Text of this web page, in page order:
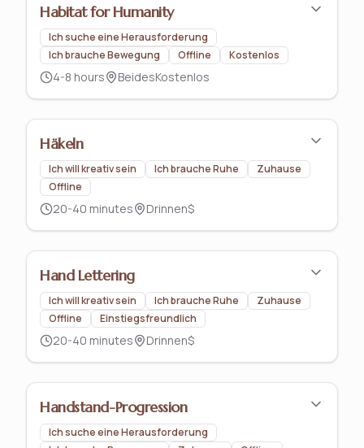
Habitat for Humanity
Ich suche eine Herausforderung
Ich brauche Bewegung
Offline Kostenlos
4-8 hours BeidesKostenlos
Häkeln
Ich will kreativ sein Ich brauche Ruhe
Zuhause
Offline
20-40 minutes Drinnen$
Hand Lettering
Ich will kreativ sein Ich brauche Ruhe
Zuhause
Offline
Einstiegsfreundlich
20-40 minutes Drinnen$
Handstand-Progression
Ich suche eine Herausforderung